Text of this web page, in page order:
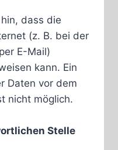
dass die
(z. B. bei der
E-Mail)
kann. Ein
Daten vor dem
nicht möglich.
Stelle